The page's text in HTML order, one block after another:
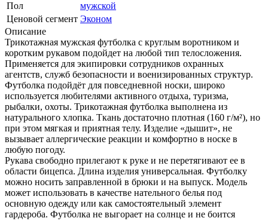
Пол
мужской
Ценовой сегмент Эконом
Описание
Трикотажная мужская футболка с круглым воротником и
коротким рукавом подойдет на любой тип телосложения.
Применяется для экипировки сотрудников охранных
агентств, служб безопасности и военизированных структур.
Футболка подойдёт для повседневной носки, широко
используется любителями активного отдыха, туризма,
рыбалки, охоты. Трикотажная футболка выполнена из
натурального хлопка. Ткань достаточно плотная (160 г/м²), но
при этом мягкая и приятная телу. Изделие «дышит», не
вызывает аллергические реакции и комфортно в носке в
любую погоду.
Рукава свободно прилегают к руке и не перетягивают ее в
области бицепса. Длина изделия универсальная. Футболку
можно носить заправленной в брюки и на выпуск. Модель
может использовать в качестве нательного белья под
основную одежду или как самостоятельный элемент
гардероба. Футболка не выгорает на солнце и не боится